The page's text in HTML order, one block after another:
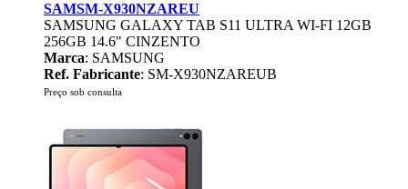
SAMSM-X930NZAREU
SAMSUNG GALAXY TAB S11 ULTRA WI-FI 12GB
256GB 14.6" CINZENTO
Marca: SAMSUNG
Ref. Fabricante: SM-X930NZAREUB
Preço sob consulta